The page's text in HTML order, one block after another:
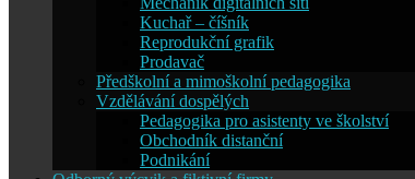
Kuchař – číšník
Reprodukční grafik
Prodavač
Předškolní a mimoškolní pedagogika
Vzdělávání dospělých
Pedagogika pro asistenty ve školství
Obchodník distanční
Podnikání